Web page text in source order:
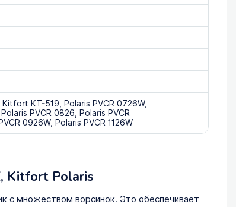
Kitfort KT-519, Polaris PVCR 0726W,
PVCR 0826, Polaris PVCR
0926W, Polaris PVCR 1126W
Kitfort Polaris
с множеством ворсинок. Это обеспечивает